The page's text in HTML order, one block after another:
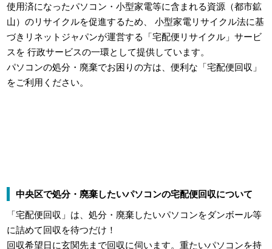
使用済になったパソコン・小型家電等に含まれる資源（都市鉱
山）のリサイクルを促進するため、
小型家電リサイクル法に基
づきリネットジャパンが運営する「宅配便リサイクル」サービ
スを 行政サービスの一環として提供しています。
パソコンの処分・廃棄でお困りの方は、便利な「宅配便回収」
をご利用ください。
中央区で処分・廃棄したいパソコンの宅配便回収について
「宅配便回収」は、処分・廃棄したいパソコンをダンボール等
に詰めて回収を待つだけ！
回収希望日に玄関先まで回収に伺います。重たいパソコンを持